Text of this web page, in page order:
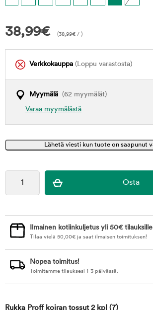
38,99€ (38,99€ / )
Verkkokauppa (Loppu varastosta)
Myymälä (62 myymälät)
Varaa myymälästä
Ilmainen kotiinkuljetus yli 50€ tilauksille
Tilaa vielä 50,00€ ja saat ilmaisen toimituksen!
Nopea toimitus!
Toimitamme tilauksesi 1-3 päivässä.
Rukka Proff koiran tossut 2 kpl (7)